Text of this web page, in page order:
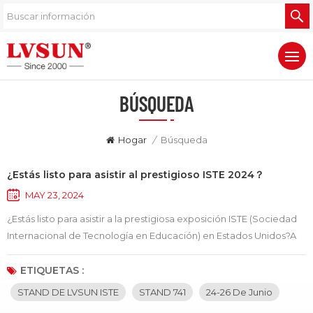
BÚSQUEDA
Hogar / Búsqueda
¿Estás listo para asistir al prestigioso ISTE 2024？
MAY 23, 2024
¿Estás listo para asistir a la prestigiosa exposición ISTE (Sociedad
Internacional de Tecnología en Educación) en Estados Unidos?A
medida que se acercan los pasos del verano, está a punto de
desarrollarse un gran evento en educación tecnológica: sí, ¡es la
tan esperada exposición ISTE! Para todos los amigos que aman la
innovación educativa y están interesados en la aplicación de la
ETIQUETAS :
STAND DE LVSUN ISTE STAND 741 24-26 De Junio